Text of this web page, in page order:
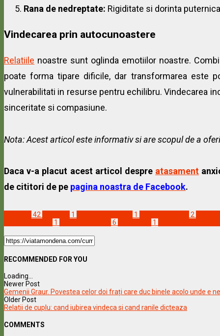
Rana de nedreptate: Rigiditate si dorinta
Vindecarea prin autocunoastere
Relatiile noastre sunt oglinda emotiilor noastre.
poate forma tipare dificile, dar transformarea este
vulnerabilitati in resurse pentru echilibru. Vindecarea
sinceritate si compasiune.
Nota: Acest articol este informativ si are scopul de a
Daca v-a placut acest articol despre atasament
de cititori de pe pagina noastra de Facebook.
42 1 1 2
1 6 1
RECOMMENDED FOR YOU
Loading...
Newer Post
Gemenii Graur. Povestea celor doi frați care duc binele acolo unde e
Older Post
Relatii de cuplu: cand iubirea vindeca si cand ranile dicteaza
COMMENTS